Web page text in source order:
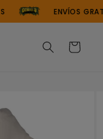
ENVÍOS
Carrito